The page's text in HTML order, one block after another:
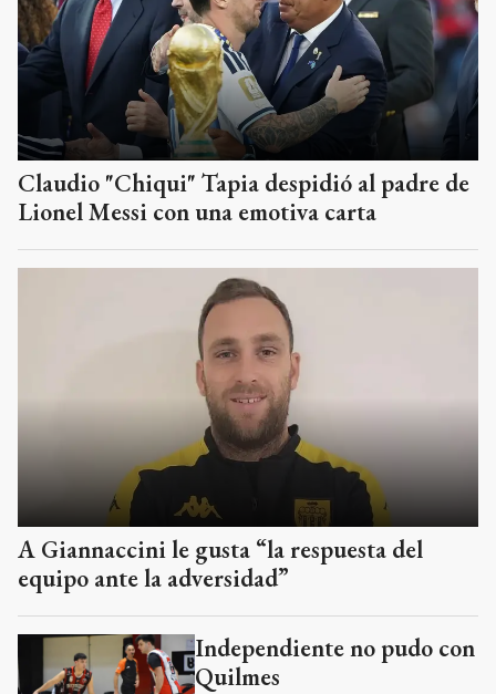
Claudio "Chiqui" Tapia despidió al padre de
Lionel Messi con una emotiva carta
A Giannaccini le gusta “la respuesta del
equipo ante la adversidad”
Independiente no pudo con
Quilmes